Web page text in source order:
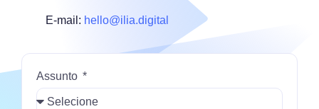
Assunto
E-mail: hello@ilia.digital